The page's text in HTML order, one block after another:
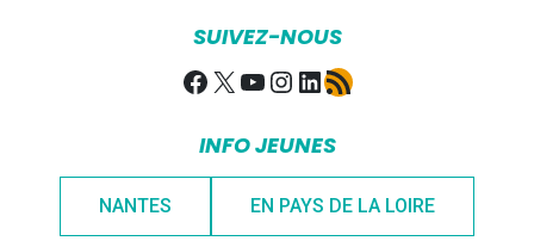
SUIVEZ-NOUS
Facebook
X YouTube
Instagram
LinkedIn
Flux RSS
INFO JEUNES
NANTES EN PAYS DE LA LOIRE